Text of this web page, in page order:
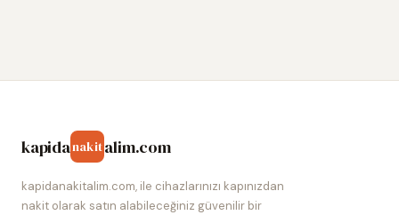
kapidanakitalim.com
kapidanakitalim.com, ile cihazlarınızı kapınızdan
nakit olarak satın alabileceğiniz güvenilir bir